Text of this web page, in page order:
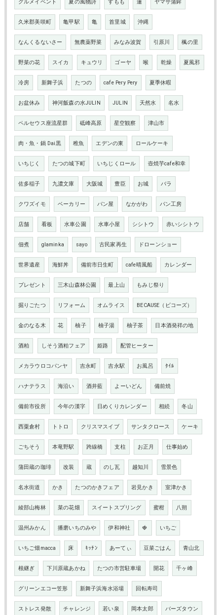
グルメイベント 夏の風物詩 すもも 蓮 ヤマサ蒲鉾
久米郡美咲町 亀甲駅 亀 首里城 沖縄
なんくるないさー 無農薬野菜 みなみ波賀 引原川 楓の里
野菜の花 スイカ キュウリ ゴーヤ 喉 乾燥 夏風邪
冷房 新舞子浜 たつの cafe Pery Pery 夏季休暇
お盆休み 神河飯森の水JULIN JULIN 天然水 名水
ペルセウス座流星群 砥峰高原 星空観察 津山市
肉・魚・鍋 Dai黒 稚魚 エデンの東 ロールケーキ
いちじく たつの城下町 いちじくロール 壺焼芋cafe和幸
佐多稲子 九濃文庫 大阪城 豊臣 お城 バラ
クワズイモ ベーカリー パン屋 なかがわ パン工房
店舗 看板 水車公園 水車小屋 シシトウ 赤いシシトウ
佃煮 glaminka sayo 古民家再生 ドローンショー
世界遺産 海鮮丼 備前市日生町 cafe晴風船 カレンダー
プレゼント 三木山森林公園 最上山 もみじ祭り
掘りごたつ リフォーム オムライス BECAUSE（ビコーズ）
金のなる木 花 柚子 柚子湯 柚子茶 日本酒発祥の地
酒粕 しそう酒粕フェア 姫路 配管ヒーター
メカラウロコパンヤ 吉永町 吉永駅 お風呂 ﾀｲﾙ
ハナテラス 海沿い 酒井藍 よーいどん 備前焼
備前市役所 今年の漢字 日めくりカレンダー 相続 冬山
西粟倉村 トトロ クリスマスイブ サンタクロース ケーキ
ごちそう 本竜野駅 跨線橋 支柱 お正月 仕事始め
蒲田蔵の珈琲 改装 蔵 のし瓦 越知川 雪景色
名水街道 かき たつのかきフェア 岩見かき 室津かき
綾部山梅林 菜の花畑 スイートスプリング 蜜柑 八朔
温州みかん 播磨いちのみや 伊和神社 🍓 いちご
いちご畑macca 床 ｷｯﾁﾝ あーてぃ 豆菜ごはん 青山北
根継ぎ 下川原蔵あかね たつの市営駐車場 開花 千ヶ峰
グリーンエコー笠形 新舞子浜海水浴場 回転寿司
ストレス発散 チャレンジ 若い泉 岡本太郎 バーズタウン